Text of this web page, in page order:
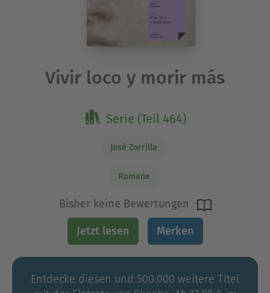
Vivir loco y morir más
Serie (Teil 464)
José Zorrilla
Romane
Bisher keine Bewertungen
Jetzt lesen Merken
Entdecke diesen und 500.000 weitere Titel